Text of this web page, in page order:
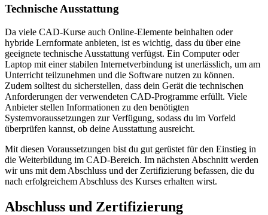
Technische Ausstattung
Da viele CAD-Kurse auch Online-Elemente beinhalten oder
hybride Lernformate anbieten, ist es wichtig, dass du über eine
geeignete technische Ausstattung verfügst. Ein Computer oder
Laptop mit einer stabilen Internetverbindung ist unerlässlich, um am
Unterricht teilzunehmen und die Software nutzen zu können.
Zudem solltest du sicherstellen, dass dein Gerät die technischen
Anforderungen der verwendeten CAD-Programme erfüllt. Viele
Anbieter stellen Informationen zu den benötigten
Systemvoraussetzungen zur Verfügung, sodass du im Vorfeld
überprüfen kannst, ob deine Ausstattung ausreicht.
Mit diesen Voraussetzungen bist du gut gerüstet für den Einstieg in
die Weiterbildung im CAD-Bereich. Im nächsten Abschnitt werden
wir uns mit dem Abschluss und der Zertifizierung befassen, die du
nach erfolgreichem Abschluss des Kurses erhalten wirst.
Abschluss und Zertifizierung